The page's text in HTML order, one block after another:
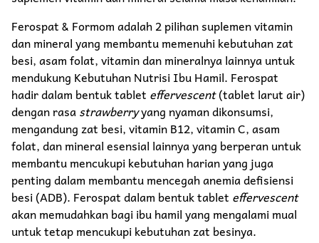
Ferospat & Formom adalah 2 pilihan suplemen vitamin
dan mineral yang membantu memenuhi kebutuhan zat
besi, asam folat, vitamin dan mineralnya lainnya untuk
mendukung Kebutuhan Nutrisi Ibu Hamil. Ferospat
hadir dalam bentuk tablet effervescent(tablet larut air)
dengan rasastrawberryyang nyaman dikonsumsi,
mengandung zat besi, vitamin B12, vitamin C, asam
folat, dan mineral esensial lainnya yang berperan untuk
membantu mencukupi kebutuhan harian yang juga
penting dalam membantu mencegah anemia defisiensi
besi (ADB). Ferospat dalam bentuk tablet effervescent
akan memudahkan bagi ibu hamil yang mengalami mual
untuk tetap mencukupi kebutuhan zat besinya.